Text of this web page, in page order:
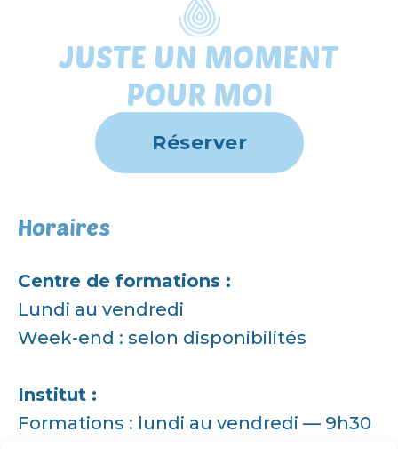
JUSTE UN MOMENT
POUR MOI
Réserver
Horaires
Centre de formations :
Lundi au vendredi
Week-end : selon disponibilités
Institut :
Formations : lundi au vendredi — 9h30